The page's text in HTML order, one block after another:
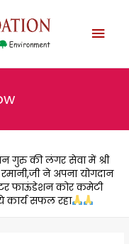
गुरु की लंगर सेवा में श्री
रमानी,जी ने अपना योगदान
फाऊंडेशन कोर कमेटी
कार्य सफल रहा